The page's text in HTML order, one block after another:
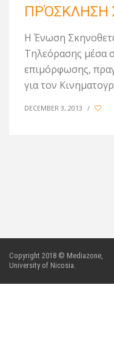
ΠΡΌΣΚΛΗΣΗ
Η Ένωση
Τηλεόρασης μέσα
επιμόρφωσης,
για τον
DECEMBER 3, 2013 /
Copyright 2018 © Mediazone,
University of Nicosia.